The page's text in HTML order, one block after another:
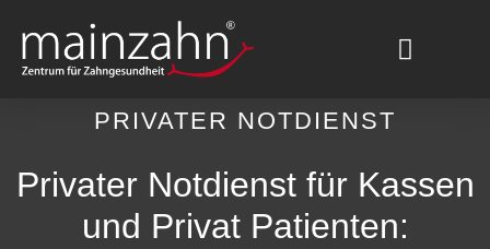
PRIVATER NOTDIENST
Privater Notdienst für Kassen
und Privat Patienten: